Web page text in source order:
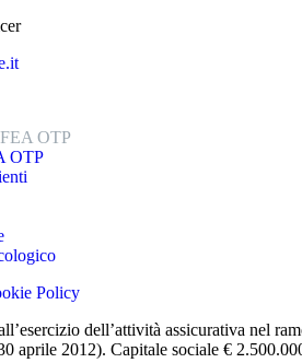
OTP
OTP
Policy
dell’attività assicurativa nel
aprile 2012). Capitale sociale €